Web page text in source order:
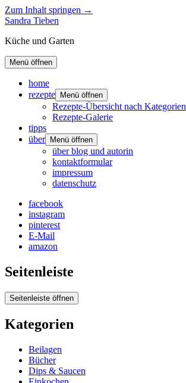
Zum Inhalt springen →
Sandra Tieben
Küche und Garten
Menü öffnen
home
rezepte
Menü öffnen
Rezepte-Übersicht nach Kategorien
Rezepte-Galerie
tipps
über
Menü öffnen
über blog und autorin
kontaktformular
impressum
datenschutz
facebook
instagram
pinterest
E-Mail
amazon
Seitenleiste
Seitenleiste öffnen
Kategorien
Beilagen
Bücher
Dips & Saucen